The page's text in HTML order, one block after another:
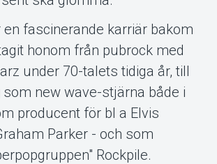
Tickster
en fascinerande karriär bakom
honom från pubrock med
under 70-talets tidiga år, till
new wave-stjärna både i
producent för bl a Elvis
Parker - och som
Rockpile.